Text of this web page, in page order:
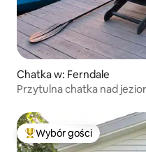
Chatka w: Ferndale
Przytulna chatka nad
Najpopularniejsze z
Wybór gości